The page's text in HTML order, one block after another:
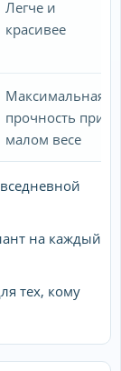
Легче и
красивее
Максимальная
прочность при
малом весе
на каждый
тех, кому